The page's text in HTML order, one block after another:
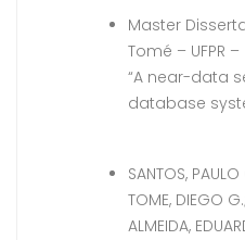
Master
Tomé – UFPR –
“A near-data
database
SANTOS,
TOME, DIEGO G.;
ALMEIDA,